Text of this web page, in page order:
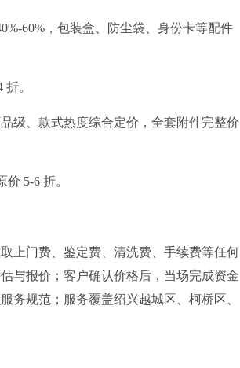
60%，包装盒、防尘袋、身份卡等配件
。
级、款式热度综合定价，全套附件完整价
5-6 折。
上门费、鉴定费、清洗费、手续费等任何
与报价；客户确认价格后，当场完成资金
务规范；服务覆盖绍兴越城区、柯桥区、